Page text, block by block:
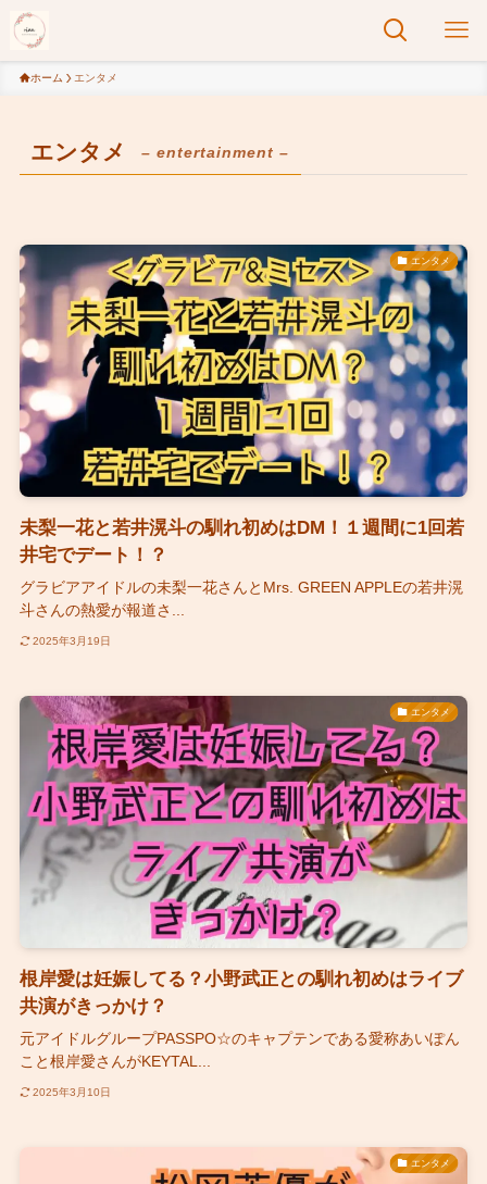
ホーム エンタメ
エンタメ – entertainment –
エンタメ
未梨一花と若井滉斗の馴れ初めはDM！１週間に1回若
井宅でデート！？
グラビアアイドルの未梨一花さんとMrs. GREEN APPLEの若井滉
斗さんの熱愛が報道さ...
2025年3月19日
エンタメ
根岸愛は妊娠してる？小野武正との馴れ初めはライブ
共演がきっかけ？
元アイドルグループPASSPO☆のキャプテンである愛称あいぽん
こと根岸愛さんがKEYTAL...
2025年3月10日
エンタメ